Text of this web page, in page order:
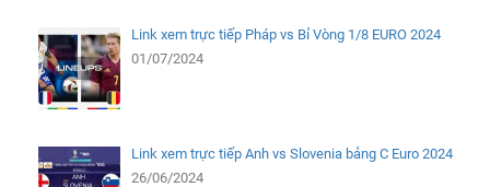
Link xem trực tiếp Pháp vs Bỉ Vòng 1/8 EURO 2024
01/07/2024
Link xem trực tiếp Anh vs Slovenia bảng C Euro 2024
26/06/2024